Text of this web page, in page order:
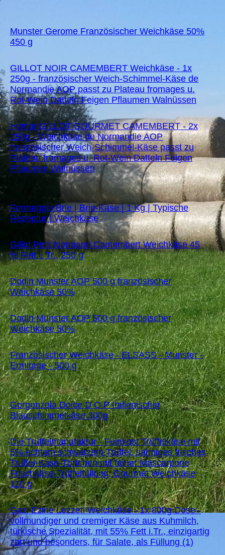
Munster Gerome Französischer Weichkäse 50%
450 g
GILLOT NOIR CAMEMBERT Weichkäse - 1x
250g - französischer Weich-Schimmel-Käse de
Normandie AOP passt zu Plateau fromages u.
Rot-Wein Datteln Feigen Pflaumen Walnüssen
Hymor GILLOT GOURMET CAMEMBERT - 2x
250g - Weichkäse de Normandie AOP
französischer Weich-Schimmel-Käse passt zu
Plateau fromages u. Rot-Wein Datteln Feigen
Pflaumen Walnüssen
Formaggio Brie | Brie-Käse | 1 Kg | Typische
Rezeptur | Weichkäse
Gillot Petit Normand Camembert Weichkäse 45
% Fett i. Tr., 250 g
Dodin Munster AOP 500 g französischer
Weichkäse 50%
Dodin Munster AOP 500 g französischer
Weichkäse 50%
Französischer Weichkäse - ELSASS - Munster -
Ermitage - 500 g
Gorgonzola Dolce D O P Italienischer
Blauschimmelkäse 300g
Die Trüffelmanufaktur - Feinkost Trüffelkäse mit
5% echtem schwarzem Trüffel, sahniges frisches
Trüffel-Käse-Törtchen mit feiner Mascarpone
Frischkäse-Trüffelfüllung, Gourmet Weichkäse
110 g
Gazi Ezine Lezzeti Weichkäse - 1x 800g Dose -
vollmundiger und cremiger Käse aus Kuhmilch,
türkische Spezialität, mit 55% Fett i.Tr., einzigartig
zart und besonders, für Salate, als Füllung (1)